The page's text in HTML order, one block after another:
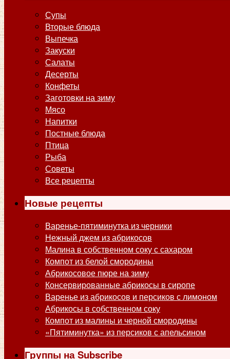
Супы
Вторые блюда
Выпечка
Закуски
Салаты
Десерты
Конфеты
Заготовки на зиму
Мясо
Напитки
Постные блюда
Птица
Рыба
Советы
Все рецепты
Новые рецепты
Варенье-пятиминутка из черники
Нежный джем из абрикосов
Малина в собственном соку с сахаром
Компот из белой смородины
Абрикосовое пюре на зиму
Консервированные абрикосы в сиропе
Варенье из абрикосов и персиков с лимоном
Абрикосы в собственном соку
Компот из малины и черной смородины
«Пятиминутка» из персиков с апельсином
Группы на Subscribe